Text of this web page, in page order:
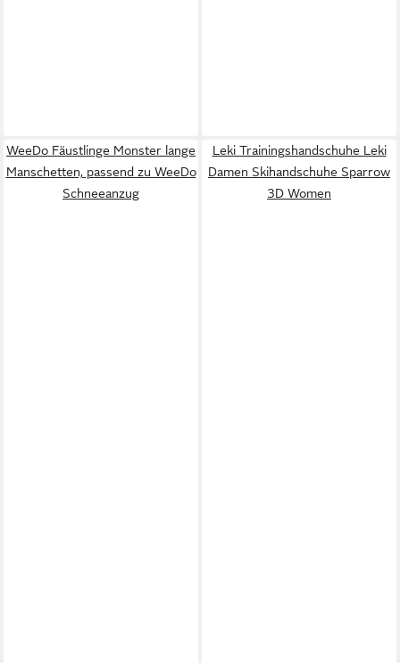
WeeDo Fäustlinge Monster lange
Manschetten, passend zu WeeDo
Schneeanzug
Leki Trainingshandschuhe Leki
Damen Skihandschuhe Sparrow
3D Women